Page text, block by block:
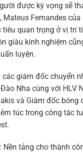
được kỳ vọng sẽ
Mateus Fernandes
quan trọng ở vị trí
giàu kinh nghiệm
luyện.
các giám đốc chuyển
Nha cùng với HLV
và Giám đốc bóng
túc trong công tác
Nền tảng cho thành